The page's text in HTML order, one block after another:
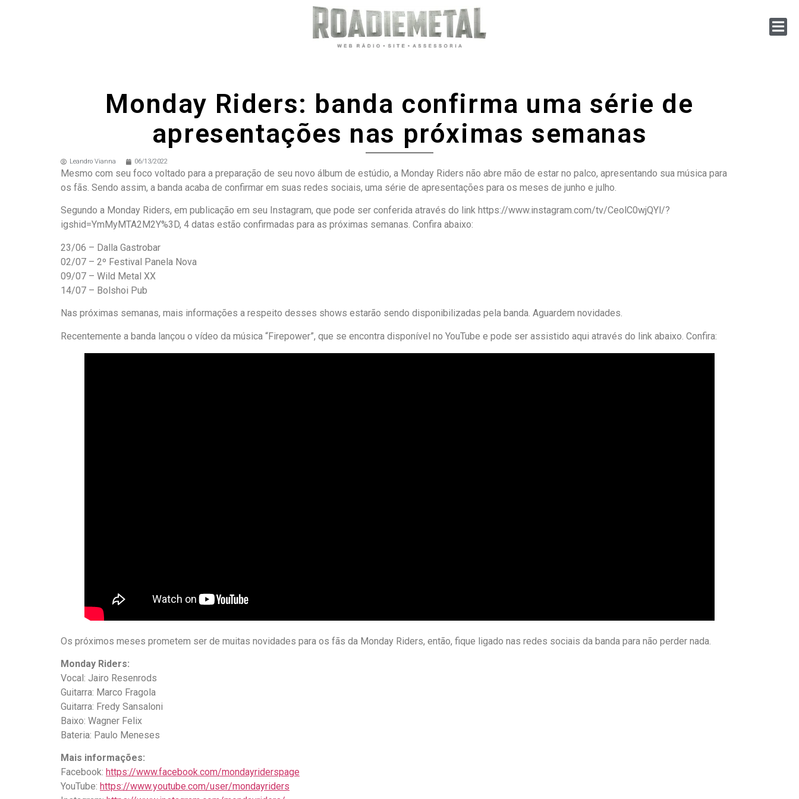
Monday Riders: banda confirma uma série de
apresentações nas próximas semanas
Leandro Vianna 06/13/2022
Mesmo com seu foco voltado para a preparação de seu novo álbum de estúdio, a Monday Riders não abre mão de estar no palco, apresentando sua música para
os fãs. Sendo assim, a banda acaba de confirmar em suas redes sociais, uma série de apresentações para os meses de junho e julho.
Segundo a Monday Riders, em publicação em seu Instagram, que pode ser conferida através do link https://www.instagram.com/tv/CeolC0wjQYl/?
igshid=YmMyMTA2M2Y%3D, 4 datas estão confirmadas para as próximas semanas. Confira abaixo:
23/06 – Dalla Gastrobar
02/07 – 2º Festival Panela Nova
09/07 – Wild Metal XX
14/07 – Bolshoi Pub
Nas próximas semanas, mais informações a respeito desses shows estarão sendo disponibilizadas pela banda. Aguardem novidades.
Recentemente a banda lançou o vídeo da música “Firepower”, que se encontra disponível no YouTube e pode ser assistido aqui através do link abaixo. Confira:
Os próximos meses prometem ser de muitas novidades para os fãs da Monday Riders, então, fique ligado nas redes sociais da banda para não perder nada.
Monday Riders:
Vocal: Jairo Resenrods
Guitarra: Marco Fragola
Guitarra: Fredy Sansaloni
Baixo: Wagner Felix
Bateria: Paulo Meneses
Mais informações:
Facebook: https://www.facebook.com/mondayriderspage
YouTube: https://www.youtube.com/user/mondayriders